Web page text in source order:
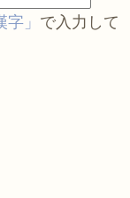
」 で入力して